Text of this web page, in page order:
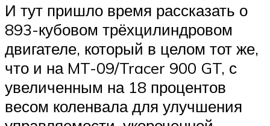
И тут пришло время рассказать о
893-кубовом трёхцилиндровом
двигателе, который в целом тот же,
что и на MT-09/Tracer 900 GT, с
увеличенным на 18 процентов
весом коленвала для улучшения